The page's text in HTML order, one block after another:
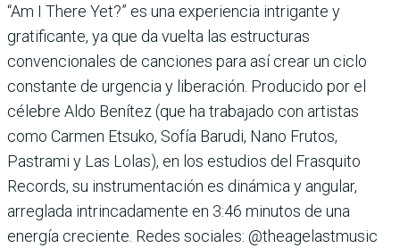
“Am I There Yet?” es una experiencia intrigante y
gratificante, ya que da vuelta las estructuras
convencionales de canciones para así crear un ciclo
constante de urgencia y liberación. Producido por el
célebre Aldo Benítez (que ha trabajado con artistas
como Carmen Etsuko, Sofía Barudi, Nano Frutos,
Pastrami y Las Lolas), en los estudios del Frasquito
Records, su instrumentación es dinámica y angular,
arreglada intrincadamente en 3:46 minutos de una
energía creciente. Redes sociales: @theagelastmusic